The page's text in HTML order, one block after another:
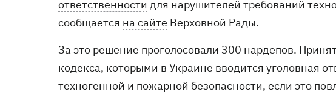
ответственности для нарушителей требований
сообщается на сайте Верховной Рады.
За это решение проголосовали 300 нардепов.
кодекса, которыми в Украине вводится уголовная
техногенной и пожарной безопасности, если это